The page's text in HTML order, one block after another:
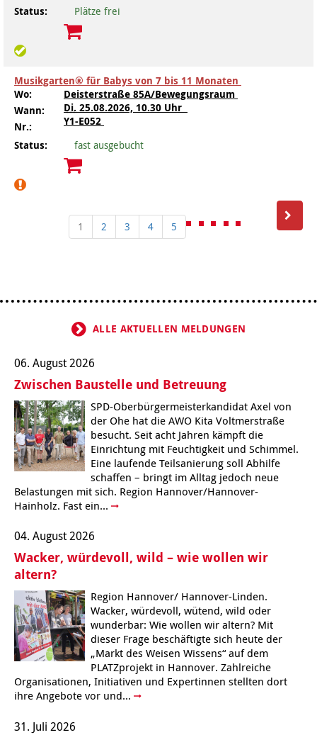
Status:
Plätze frei
Musikgarten® für Babys von 7 bis 11 Monaten
Wo:
Deisterstraße 85A/Bewegungsraum
Wann:
Di. 25.08.2026, 10.30 Uhr
Nr.:
Y1-E052
Status:
fast ausgebucht
1 2 3 4 5
ALLE AKTUELLEN MELDUNGEN
06. August 2026
Zwischen Baustelle und Betreuung
SPD-Oberbürgermeisterkandidat Axel von
der Ohe hat die AWO Kita Voltmerstraße
besucht. Seit acht Jahren kämpft die
Einrichtung mit Feuchtigkeit und Schimmel.
Eine laufende Teilsanierung soll Abhilfe
schaffen – bringt im Alltag jedoch neue
Belastungen mit sich. Region Hannover/Hannover-
Hainholz. Fast ein...
04. August 2026
Wacker, würdevoll, wild – wie wollen wir
altern?
Region Hannover/ Hannover-Linden.
Wacker, würdevoll, wütend, wild oder
wunderbar: Wie wollen wir altern? Mit
dieser Frage beschäftigte sich heute der
„Markt des Weisen Wissens“ auf dem
PLATZprojekt in Hannover. Zahlreiche
Organisationen, Initiativen und Expertinnen stellten dort
ihre Angebote vor und...
31. Juli 2026